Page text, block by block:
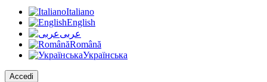
Italiano
English
عربى
Română
Українська
Accedi